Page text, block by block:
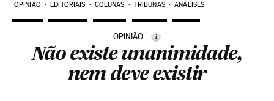
OPINIÃO EDITORIAIS COLUNAS TRIBUNAS ANÁLISES
OPINIÃO i
Não existe unanimidade,
nem deve existir